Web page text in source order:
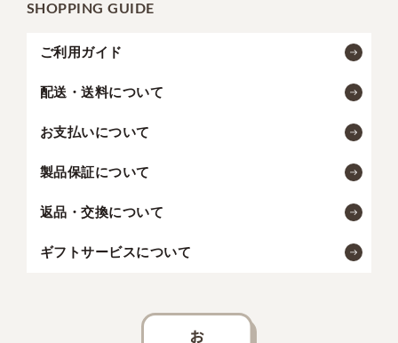
SHOPPING GUIDE
ご利用ガイド
配送・送料について
お支払いについて
製品保証について
返品・交換について
ギフトサービスについて